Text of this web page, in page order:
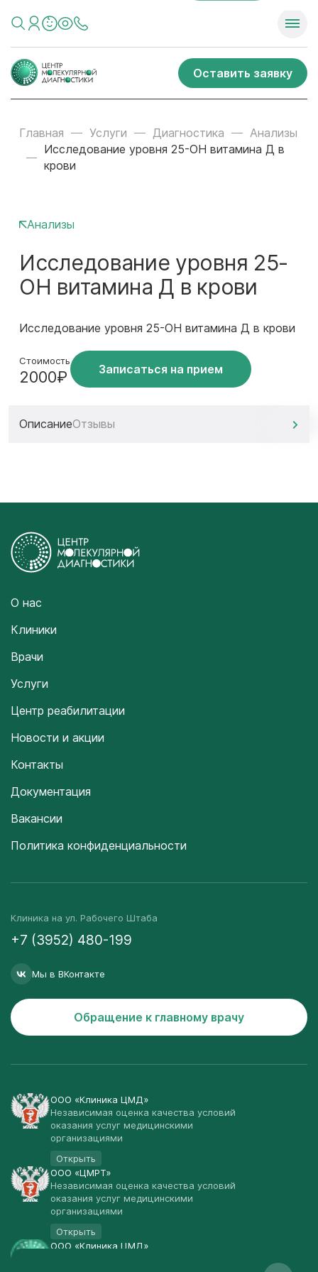
Оставить заявку
Главная Услуги Диагностика
Анализы
Исследование уровня 25-ОН витамина Д в
крови
Анализы
Исследование уровня 25-
ОН витамина Д в крови
Исследование уровня 25-ОН витамина Д в крови
Стоимость
2000₽ Записаться на прием
ОписаниеОтзывы
О нас
Клиники
Врачи
Услуги
Центр реабилитации
Новости и акции
Контакты
Документация
Вакансии
Политика конфиденциальности
Клиника на ул. Рабочего Штаба
+7 (3952) 480-199
Мы в ВКонтакте
Обращение к главному врачу
ООО «Клиника ЦМД»
Независимая оценка качества условий
оказания услуг медицинскими
организациями
Открыть
ООО «ЦМРТ»
Независимая оценка качества условий
оказания услуг медицинскими
организациями
Открыть
ООО «Клиника ЦМД»